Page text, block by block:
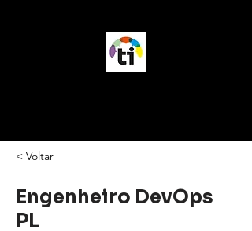
< Voltar
Engenheiro DevOps
PL